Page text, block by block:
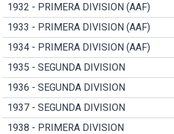
1932 - PRIMERA DIVISION (AAF)
1933 - PRIMERA DIVISION (AAF)
1934 - PRIMERA DIVISION (AAF)
1935 - SEGUNDA DIVISION
1936 - SEGUNDA DIVISION
1937 - SEGUNDA DIVISION
1938 - PRIMERA DIVISION